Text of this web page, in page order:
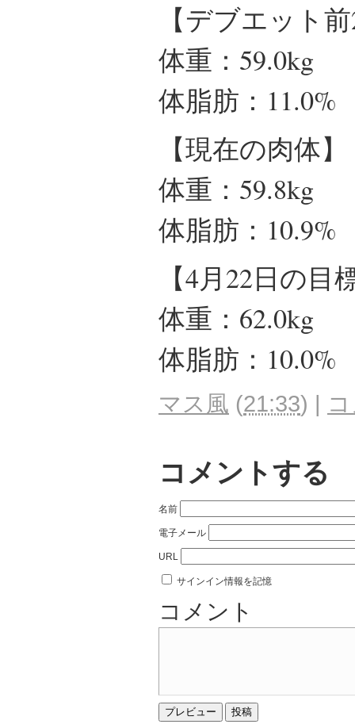
【デブエット
体重：59.0kg
体脂肪：11.0%
【現在の肉体】
体重：59.8kg
体脂肪：10.9%
【4月22日の目
体重：62.0kg
体脂肪：10.0%
マス風 (21:33) |
コメントする
名前
電子メール
URL
サインイン情報を記憶
コメント